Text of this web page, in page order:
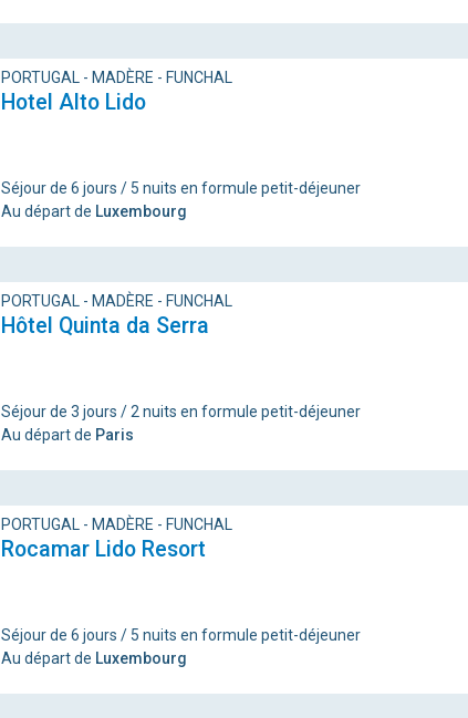
PORTUGAL - MADÈRE - FUNCHAL
Hotel Alto Lido
Séjour de 6 jours / 5 nuits en formule petit-déjeuner
Au départ de Luxembourg
PORTUGAL - MADÈRE - FUNCHAL
Hôtel Quinta da Serra
Séjour de 3 jours / 2 nuits en formule petit-déjeuner
Au départ de Paris
PORTUGAL - MADÈRE - FUNCHAL
Rocamar Lido Resort
Séjour de 6 jours / 5 nuits en formule petit-déjeuner
Au départ de Luxembourg